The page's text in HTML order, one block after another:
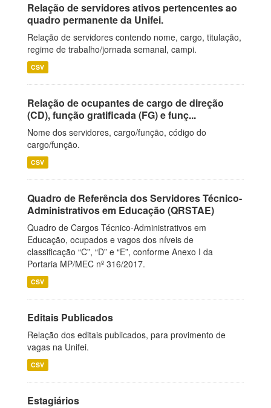
Relação de servidores ativos pertencentes ao
quadro permanente da Unifei.
Relação de servidores contendo nome, cargo, titulação,
regime de trabalho/jornada semanal, campi.
CSV
Relação de ocupantes de cargo de direção
(CD), função gratificada (FG) e funç...
Nome dos servidores, cargo/função, código do
cargo/função.
CSV
Quadro de Referência dos Servidores Técnico-
Administrativos em Educação (QRSTAE)
Quadro de Cargos Técnico-Administrativos em
Educação, ocupados e vagos dos níveis de
classificação “C”, “D” e “E”, conforme Anexo I da
Portaria MP/MEC nº 316/2017.
CSV
Editais Publicados
Relação dos editais publicados, para provimento de
vagas na Unifei.
CSV
Estagiários